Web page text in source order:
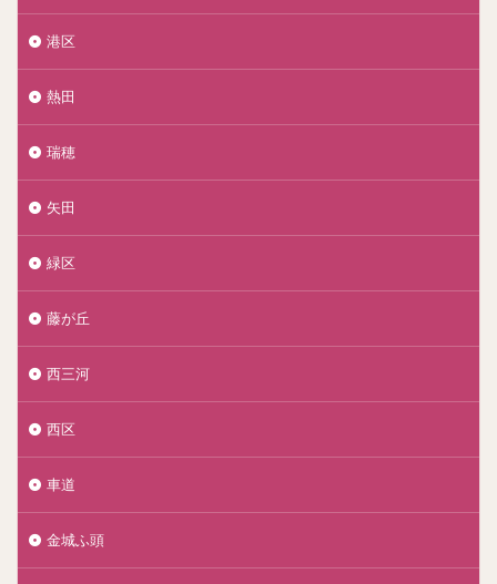
港区
熱田
瑞穂
矢田
緑区
藤が丘
西三河
西区
車道
金城ふ頭